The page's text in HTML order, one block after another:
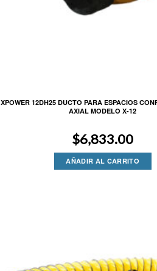
XPOWER 12DH25 DUCTO PARA ESPACIOS
AXIAL MODELO X-12
$6,833.00
AÑADIR AL CARRITO